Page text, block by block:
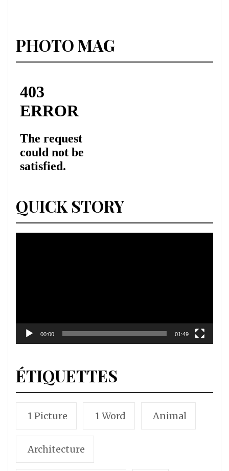
PHOTO MAG
QUICK STORY
00:00 01:49
ÉTIQUETTES
1 Picture 1 Word Animal
Architecture